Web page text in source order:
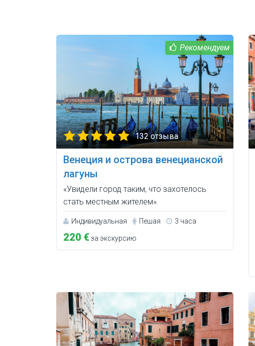
132 отзыва
Венеция и острова венецианской
лагуны
«Увидели город таким, что захотелось
стать местным жителем».
Индивидуальная Пешая 3 часа
220 €за экскурсию